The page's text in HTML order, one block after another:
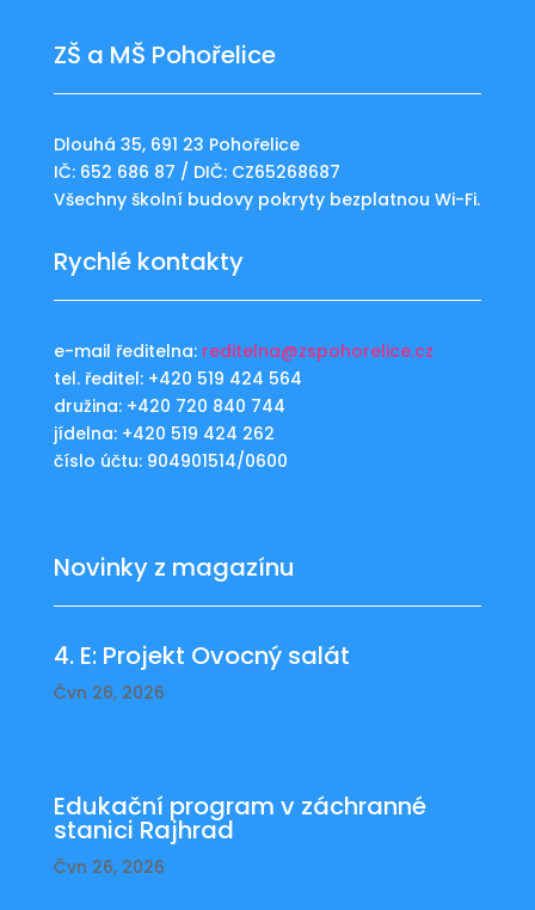
ZŠ a MŠ Pohořelice
Dlouhá 35, 691 23 Pohořelice
IČ: 652 686 87 / DIČ: CZ65268687
Všechny školní budovy pokryty bezplatnou Wi-Fi.
Rychlé kontakty
e-mail ředitelna: reditelna@zspohorelice.cz
tel. ředitel: +420 519 424 564
družina: +420 720 840 744
jídelna: +420 519 424 262
číslo účtu: 904901514/0600
Novinky z magazínu
4. E: Projekt Ovocný salát
Čvn 26, 2026
Edukační program v záchranné
stanici Rajhrad
Čvn 26, 2026